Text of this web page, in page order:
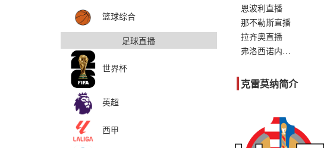
篮球综合
足球直播
世界杯
英超
西甲
恩波利直播
那不勒斯直播
拉齐奥直播
弗洛西诺内直播
克雷莫纳简介